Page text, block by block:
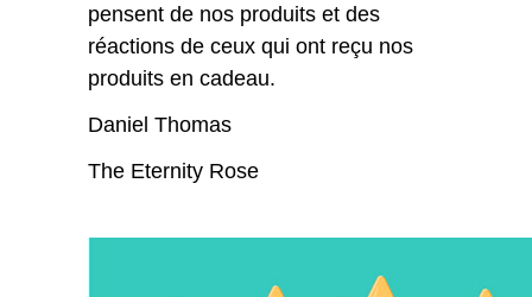
pensent de nos produits et des
réactions de ceux qui ont reçu nos
produits en cadeau.
Daniel Thomas
The Eternity Rose